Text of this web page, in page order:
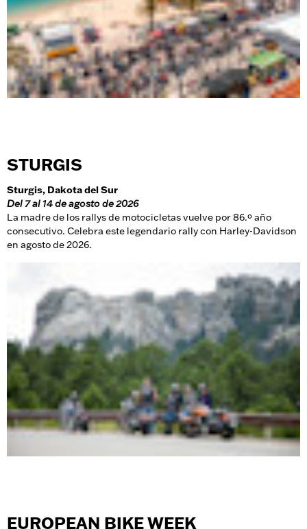
STURGIS
Sturgis, Dakota del Sur
Del 7 al 14 de agosto de 2026
La madre de los rallys de motocicletas vuelve por 86.º año
consecutivo. Celebra este legendario rally con Harley-Davidson
en agosto de 2026.
EUROPEAN BIKE WEEK